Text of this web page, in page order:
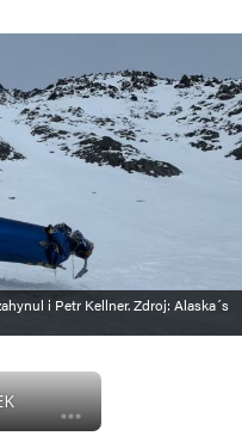
i Petr Kellner. Zdroj: Alaska´s